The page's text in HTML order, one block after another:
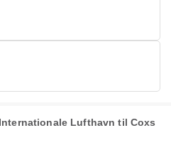
Lufthavn til Coxs